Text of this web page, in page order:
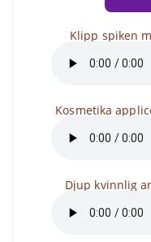
Klipp spiken
Kosmetika
Djup kvinnlig